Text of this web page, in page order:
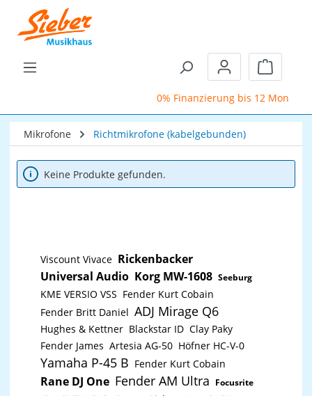
Zum Hauptinhalt springen
0% Finanzierung bis 12 Monate
Mikrofone Richtmikrofone (kabelgebunden)
Keine Produkte gefunden.
Viscount Vivace Rickenbacker
Universal Audio Korg MW-1608 Seeburg
KME VERSIO VSS Fender Kurt Cobain
Fender Britt Daniel ADJ Mirage Q6
Hughes & Kettner Blackstar ID Clay Paky
Fender James Artesia AG-50 Höfner HC-V-0
Yamaha P-45 B Fender Kurt Cobain
Rane DJ One Fender AM Ultra Focusrite